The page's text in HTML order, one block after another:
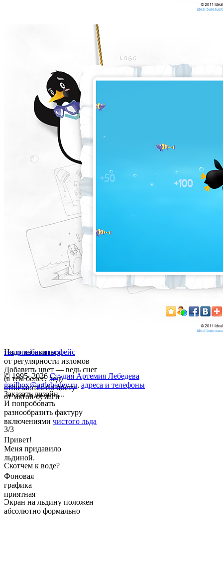
Надо избавиться
от регулярности изломов
Добавить цвет — ведь снег
(а тем более, лед)
отличаются по цвету
от мятой бумаги
И попробовать
разнообразить фактуру
включениями чистого льда
3/3
Привет!
Меня придавило
льдиной.
Скотчем к воде?
Фоновая
графика
приятная
Экран на льдину положен
абсолютно формально
техдизайнинтерфейс
© 1995–2026 Студия Артемия Лебедева
mailbox@artlebedev.ru, адреса и телефоны
Заказать дизайн...